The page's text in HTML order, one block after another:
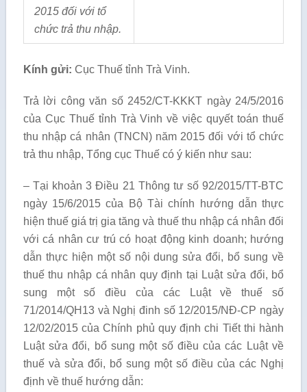
2015 đối với tổ
chức trả thu nhập.
Kính gửi: Cục Thuế tỉnh Trà Vinh.
Trả lời công văn số 2452/CT-KKKT ngày 24/5/2016
của Cục Thuế tỉnh Trà Vinh về việc quyết toán thuế
thu nhập cá nhân (TNCN) năm 2015 đối với tổ chức
trả thu nhập, Tổng cục Thuế có ý kiến như sau:
– Tại khoản 3 Điều 21 Thông tư số 92/2015/TT-BTC
ngày 15/6/2015 của Bộ Tài chính hướng dẫn thực
hiện thuế giá trị gia tăng và thuế thu nhập cá nhân đối
với cá nhân cư trú có hoạt động kinh doanh; hướng
dẫn thực hiện một số nội dung sửa đổi, bổ sung về
thuế thu nhập cá nhân quy định tại Luật sửa đổi, bổ
sung một số điều của các Luật về thuế số
71/2014/QH13 và Nghị đinh số 12/2015/NĐ-CP ngày
12/02/2015 của Chính phủ quy định chi Tiết thi hành
Luật sửa đổi, bổ sung một số điều của các Luật về
thuế và sửa đổi, bổ sung một số điều của các Nghị
định về thuế hướng dẫn: